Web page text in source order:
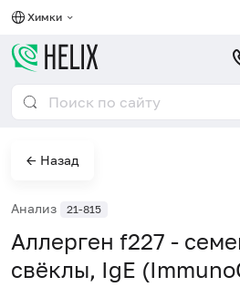
Химки
← Назад
Анализ 21-815
Аллерген f227 -
свёклы, IgE